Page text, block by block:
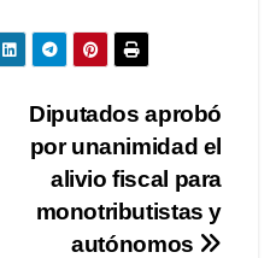
Diputados aprobó
por unanimidad el
alivio fiscal para
monotributistas y
autónomos